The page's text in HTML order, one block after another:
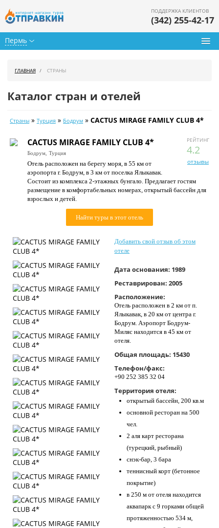
Пермь
ПОДДЕРЖКА КЛИЕНТОВ
(342) 255-42-17
Календарь туров
Цены дня
Страны
Как купить
ГЛАВНАЯ СТРАНЫ
Каталог стран и отелей
Страны » Турция » Бодрум » CACTUS MIRAGE FAMILY CLUB 4*
РЕЙТИНГ
4.2
отзывы
CACTUS MIRAGE FAMILY CLUB 4*
Бодрум, Турция
Отель расположен на берегу моря, в 55 км от
аэропорта г. Бодрум, в 3 км от поселка Ялыкавак.
Состоит из комплекса 2-этажных бунгало. Предлагает гостям
размещение в комфортабельных номерах, открытый бассейн для
взрослых и детей.
Найти туры в этот отель
Добавить свой отзыв об этом
отеле
Дата основания: 1989
Реставрирован: 2005
Расположение:
Отель расположен в 2 км от п.
Ялыкавак, в 20 км от центра г.
Бодрум. Аэропорт Бодрум-
Миляс находится в 45 км от
отеля.
Общая площадь: 15430
Телефон/факс:
+90 252 385 32 04
Территория отеля:
открытый бассейн, 200 кв.м
основной ресторан на 500
чел.
2 аля карт ресторана
(турецкий, рыбный)
снэк-бар, 3 бара
теннисный корт (бетонное
покрытие)
в 250 м от отеля находится
аквапарк с 9 горками общей
протяженностью 534 м,